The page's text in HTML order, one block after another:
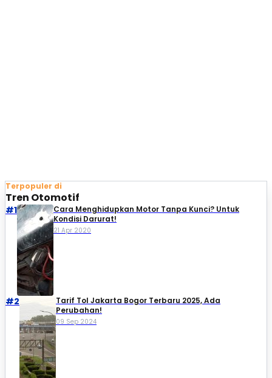
Terpopuler di
Tren Otomotif
#1
Cara Menghidupkan Motor Tanpa Kunci? Untuk
Kondisi Darurat!
21 Apr 2020
#2
Tarif Tol Jakarta Bogor Terbaru 2025, Ada
Perubahan!
09 Sep 2024